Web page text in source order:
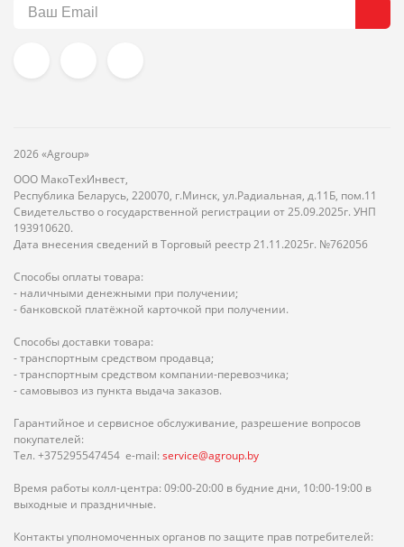
2026 «Agroup»
ООО МакоТехИнвест,
Республика Беларусь, 220070, г.Минск, ул.Радиальная, д.11Б, пом.11
Свидетельство о государственной регистрации от 25.09.2025г. УНП
193910620.
Дата внесения сведений в Торговый реестр 21.11.2025г. №762056
Способы оплаты товара:
- наличными денежными при получении;
- банковской платёжной карточкой при получении.
Способы доставки товара:
- транспортным средством продавца;
- транспортным средством компании-перевозчика;
- самовывоз из пункта выдача заказов.
Гарантийное и сервисное обслуживание, разрешение вопросов
покупателей:
Тел. +375295547454 e-mail: service@agroup.by
Время работы колл-центра: 09:00-20:00 в будние дни, 10:00-19:00 в
выходные и праздничные.
Контакты уполномоченных органов по защите прав потребителей: